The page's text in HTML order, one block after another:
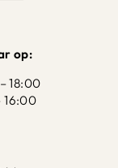
op:
18:00
16:00